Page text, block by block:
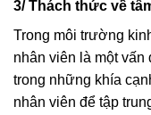
3/ Thách thức về
Trong môi trường
nhân viên là một vấn
trong những khía
nhân viên để tập